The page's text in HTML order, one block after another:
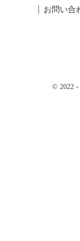
お問い合
© 2022 -